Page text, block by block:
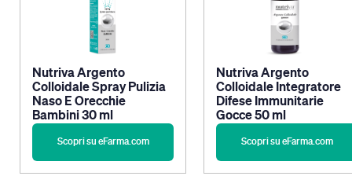
Nutriva Argento
Colloidale Spray Pulizia
Naso E Orecchie
Bambini 30 ml
Scopri su eFarma.com
Nutriva Argento
Colloidale Integratore
Difese Immunitarie
Gocce 50 ml
Scopri su eFarma.com